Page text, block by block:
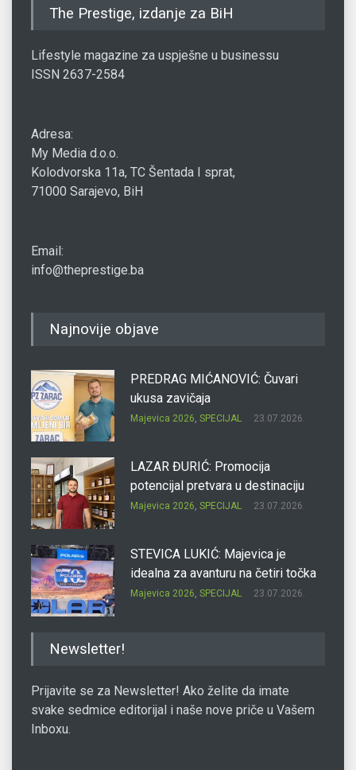
The Prestige, izdanje za BiH
Lifestyle magazine za uspješne u businessu
ISSN 2637-2584
Adresa:
My Media d.o.o.
Kolodvorska 11a, TC Šentada I sprat,
71000 Sarajevo, BiH
Email:
info@theprestige.ba
Najnovije objave
PREDRAG MIĆANOVIĆ: Čuvari
ukusa zavičaja
Majevica 2026, SPECIJAL 23.07.2026.
LAZAR ĐURIĆ: Promocija
potencijal pretvara u destinaciju
Majevica 2026, SPECIJAL 23.07.2026.
STEVICA LUKIĆ: Majevica je
idealna za avanturu na četiri točka
Majevica 2026, SPECIJAL 23.07.2026.
Newsletter!
Prijavite se za Newsletter! Ako želite da imate
svake sedmice editorijal i naše nove priče u Vašem
Inboxu.